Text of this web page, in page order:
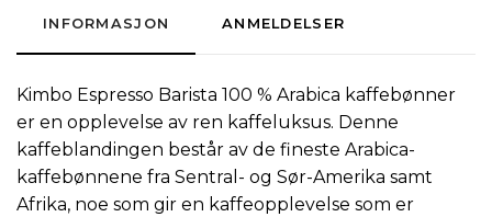
INFORMASJON ANMELDELSER
Kimbo Espresso Barista 100 % Arabica kaffebønner
er en opplevelse av ren kaffeluksus. Denne
kaffeblandingen består av de fineste Arabica-
kaffebønnene fra Sentral- og Sør-Amerika samt
Afrika, noe som gir en kaffeopplevelse som er